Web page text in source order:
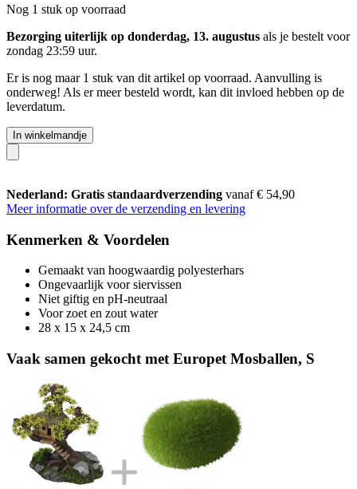
Nog 1 stuk op voorraad
Bezorging uiterlijk op donderdag, 13. augustus als je bestelt voor
zondag 23:59 uur.
Er is nog maar 1 stuk van dit artikel op voorraad. Aanvulling is
onderweg! Als er meer besteld wordt, kan dit invloed hebben op de
leverdatum.
In winkelmandje
Nederland: Gratis standaardverzending vanaf € 54,90
Meer informatie over de verzending en levering
Kenmerken & Voordelen
Gemaakt van hoogwaardig polyesterhars
Ongevaarlijk voor siervissen
Niet giftig en pH-neutraal
Voor zoet en zout water
28 x 15 x 24,5 cm
Vaak samen gekocht met Europet Mosballen, S